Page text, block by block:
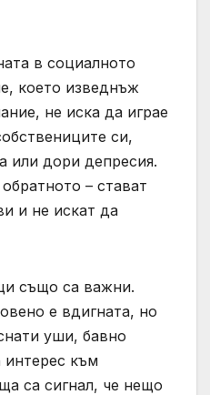
в социалното
което изведнъж
не иска да играе
си,
или дори депресия.
– стават
и не искат да
също са важни.
е вдигната, но
уши, бавно
към
са сигнал, че нещо